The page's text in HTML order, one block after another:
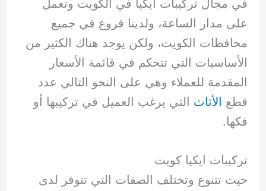
في مجال تركيبات ايكيا في الكويت وتعمل
على مدار الساعة، ولدينا فروع في جميع
محافظات الكويت، ولكن يوجد هناك الكثير من
الأساسيات التي تتحكم في قائمة الأسعار
المقدمة للعملاء وهي على النحو التالي عدد
قطع الأثاث التي يرغب العميل في تركيبها أو
فكها.
تركيبات ايكيا كويت
حيث تتنوع وتختلف الصفات التي تتوفر لدى